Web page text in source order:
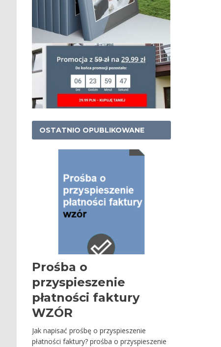
OSTATNIO OPUBLIKOWANE
Prośba o
przyspieszenie
płatności faktury
WZÓR
Jak napisać prośbę o przyspieszenie
płatności faktury? prośba o przyspieszenie